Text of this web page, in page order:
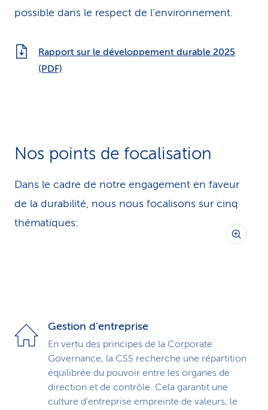
possible dans le respect de l’environnement.
Rapport sur le développement durable 2025
(PDF)
Nos points de focalisation
Dans le cadre de notre engagement en faveur
de la durabilité, nous nous focalisons sur cinq
thématiques:
Gestion d’entreprise
En vertu des principes de la Corporate
Governance, la CSS recherche une répartition
équilibrée du pouvoir entre les organes de
direction et de contrôle. Cela garantit une
culture d’entreprise empreinte de valeurs, le